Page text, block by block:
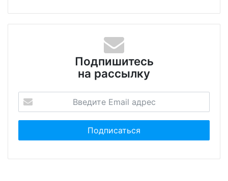
Подпишитесь
на рассылку